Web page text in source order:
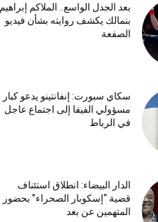
بعد الجدل الواسع.. الملاكم إبراهيم
بنمالك يكشف روايته بشأن فيديو
الصفعة
سكاي سبورت: إنفانتينو يدعو كبار
مسؤولي الفيفا إلى اجتماع عاجل
في الرباط
الدار البيضاء: انطلاق استئناف
قضية “إسكوبار الصحراء” بحضور
المتهمين عن بعد